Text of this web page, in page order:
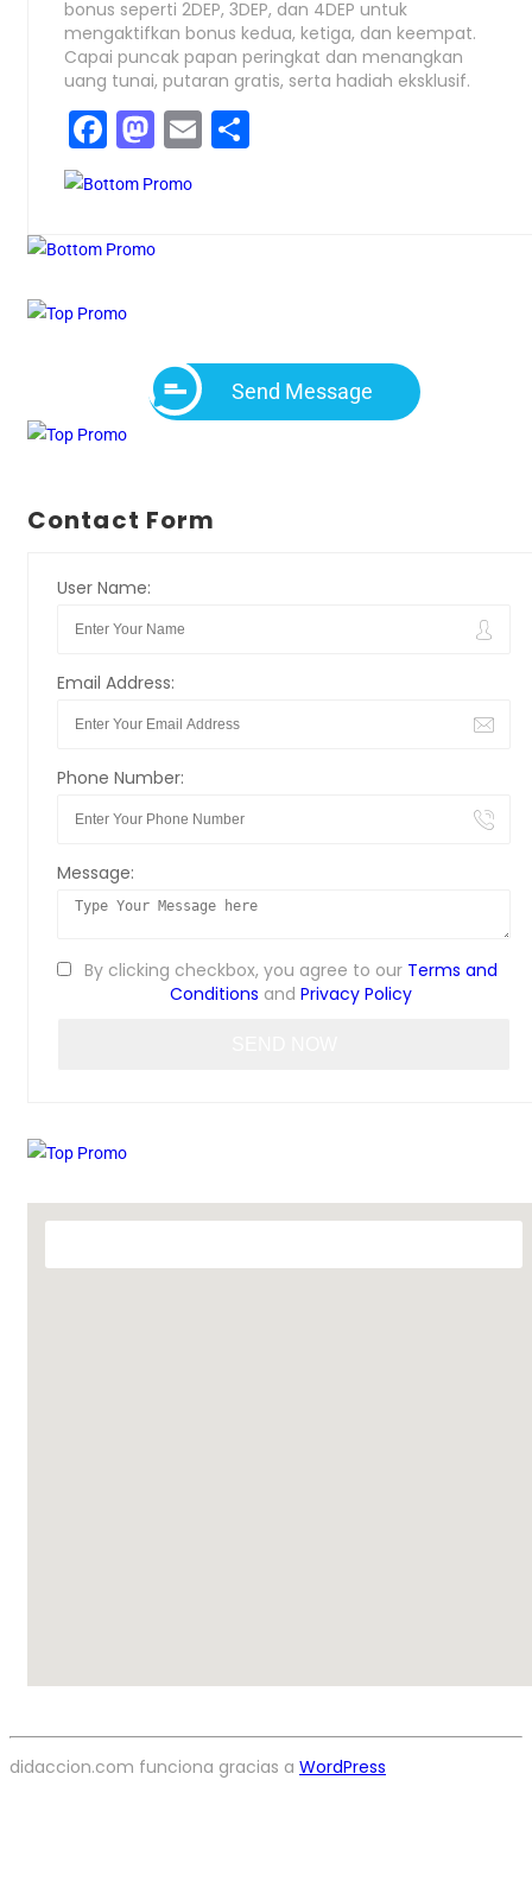
bonus seperti 2DEP, 3DEP, dan 4DEP untuk
mengaktifkan bonus kedua, ketiga, dan keempat.
Capai puncak papan peringkat dan menangkan
uang tunai, putaran gratis, serta hadiah eksklusif.
Facebook
Mastodon
Email
Send Message
Contact Form
User Name:
Email Address:
Phone Number:
Message:
By clicking checkbox, you agree to our Terms and
Conditions and Privacy Policy
didaccion.com funciona gracias a WordPress